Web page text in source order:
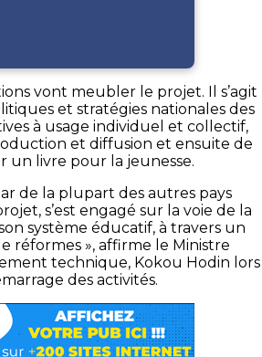
vont meubler le projet. Il s’agit
et stratégies nationales des
à usage individuel et collectif,
et diffusion et ensuite de
un livre pour la jeunesse.
de la plupart des autres pays
s’est engagé sur la voie de la
système éducatif, à travers un
réformes », affirme le Ministre
technique, Kokou Hodin lors
des activités.